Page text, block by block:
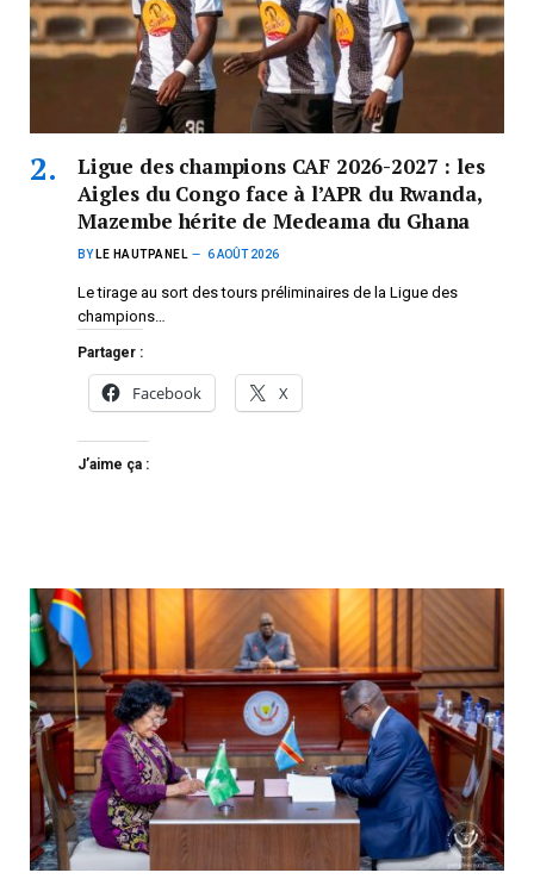
Ligue des champions CAF 2026-2027 : les
Aigles du Congo face à l’APR du Rwanda,
Mazembe hérite de Medeama du Ghana
BY LE HAUTPANEL 6 AOÛT 2026
Le tirage au sort des tours préliminaires de la Ligue des
champions…
Partager :
Facebook X
J’aime ça :